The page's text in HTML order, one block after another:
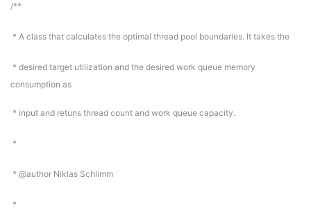
/**
* A class that calculates the optimal thread pool boundaries. It takes the
* desired target utilization and the desired work queue memory
consumption as
* input and retuns thread count and work queue capacity.
*
* @author Niklas Schlimm
*